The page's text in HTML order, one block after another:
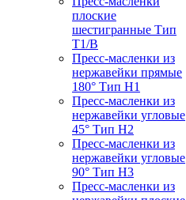
плоские
шестигранные Тип
T1/B
Пресс-масленки из
нержавейки прямые
180° Тип H1
Пресс-масленки из
нержавейки угловые
45° Тип H2
Пресс-масленки из
нержавейки угловые
90° Тип H3
Пресс-масленки из